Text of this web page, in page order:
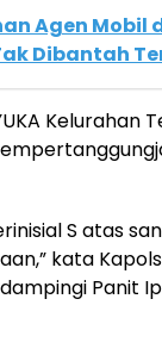
Agen Mobil
Dibantah
Kelurahan
S atas
kata
Panit